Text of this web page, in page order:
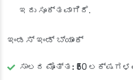
ಇದು ಸೂಕ್ತವಾಗಿದೆ.
ಇಂಡಸ್ ಇಂಡ್ ಬ್ಯಾಂಕ್
ಸಾಲದ ಮೊತ್ತ: ₹50